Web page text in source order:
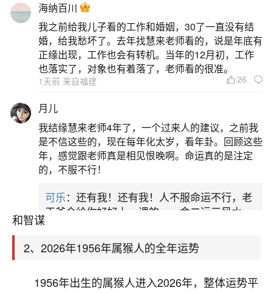
这个问题给大家做一些解读：
1、56年猴女晚年命运,1956属猴人的后半生
二月出生的属猴人，运程并不顺畅。尽管他们
聪明灵秀，又有父辈的支持，但官运亨通和职地位
可能不会持久，财源也会出现大起大落的情况。这
主要是因为身边有小人在暗中作祟，背叛和使坏，
给他们带来各种损失。因此，这个月出生的猴人需
要小心行事，从小培养正直诚实的原则，不能只看
眼前的利益。三月出生的属猴人，聪明灵巧，才能
和智谋
2、2026年1956年属猴人的全年运势
1956年出生的属猴人进入2026年，整体运势平
海纳百川
我之前给我儿子看的工作和婚姻，30了一直没有结
婚，给我愁坏了。去年找慧来老师看的，说是年底有
正缘出现，工作也会有转机。当年的12月初，工作
也落实了，对象也有着落了，老师看的很准。
1天前 来自福建 26
月儿
我结缘慧来老师4年了，一个过来人的建议，之前我
是不信这些的，现在每年化太岁，看年卦。回顾这些
年，感觉跟老师真是相见恨晚啊。命运真的是注定
的，不服不行！
可乐：还有我！还有我！人不服命运不行，老
天爷会给你好好上一课的。一命二运三风水，
平安是福 ：我也是每年找老师化太岁，看年
卦，认识老师3年了，都是缘分啊！
17分钟前 来自湖北 19